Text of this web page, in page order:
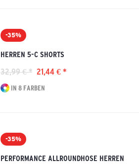
-35%
HERREN 5-C SHORTS
32,99 € * 21,44 € *
IN 8 FARBEN
-35%
PERFORMANCE ALLROUNDHOSE HERREN